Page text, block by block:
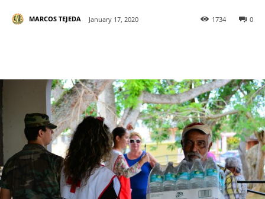
MARCOS TEJEDA January 17, 2020 0
1734